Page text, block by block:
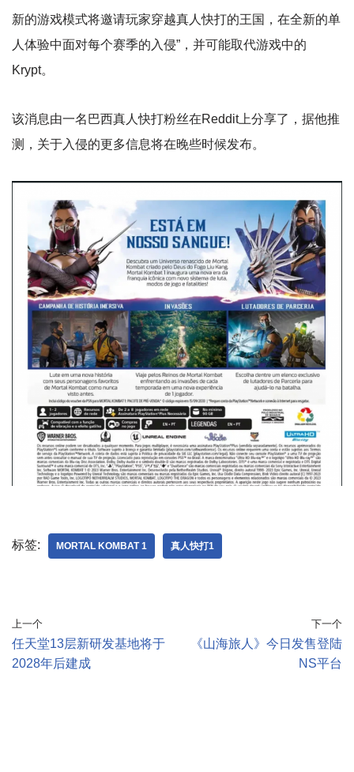
新的游戏模式将邀请玩家穿越真人快打的王国，在全新的单
人体验中面对每个赛季的入侵”，并可能取代游戏中的
Krypt。
该消息由一名巴西真人快打粉丝在Reddit上分享了，据他推
测，关于入侵的更多信息将在晚些时候发布。
标签: MORTAL KOMBAT 1 真人快打1
上一个
任天堂13层新研发基地将于
2028年后建成
下一个
《山海旅人》今日发售登陆
NS平台